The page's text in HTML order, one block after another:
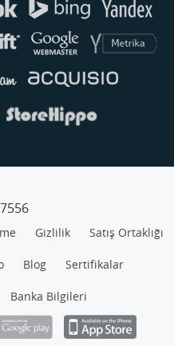
Gizlilik Satış Ortaklığı
Blog Sertifikalar
Banka Bilgileri